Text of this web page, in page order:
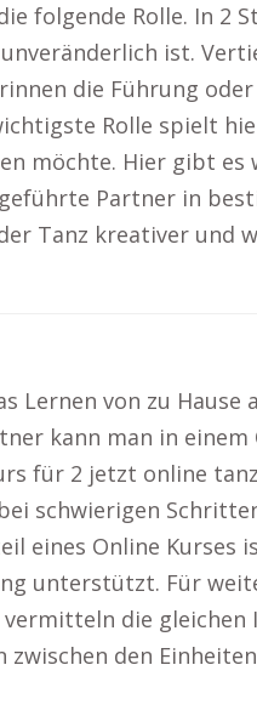
folgende Rolle. In 2
ist.
die Führung
Rolle spielt
möchte. Hier gibt es
Partner in
Tanz kreativer und
von zu Hause
kann man in einem
für 2 jetzt online
schwierigen
eines Online Kurses
unterstützt. Für
die gleichen
den